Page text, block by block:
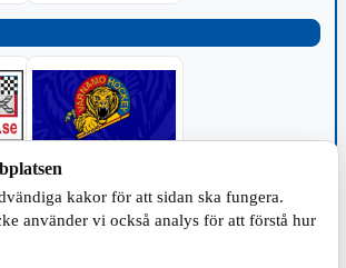
kakor för att sidan ska fungera.
använder vi också analys för att förstå hur